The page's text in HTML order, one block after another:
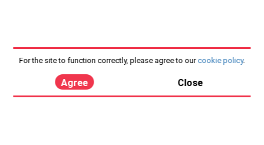
For the site to function correctly, please agree to our cookie policy.
Agree Close